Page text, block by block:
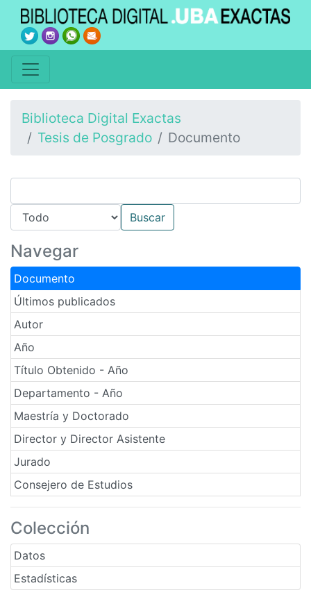
Biblioteca Digital Exactas
Tesis de Posgrado
Documento
Navegar
Documento
Últimos publicados
Autor
Año
Título Obtenido - Año
Departamento - Año
Maestría y Doctorado
Director y Director Asistente
Jurado
Consejero de Estudios
Colección
Datos
Estadísticas